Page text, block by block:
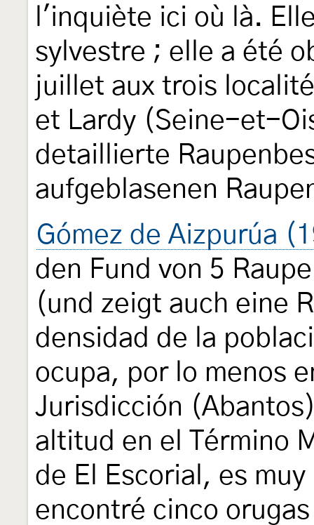
l'inquiète ici où là.
sylvestre ; elle a été
juillet aux trois
et Lardy (Seine-et-
detaillierte
aufgeblasenen
Gómez de Aizpurúa
den Fund von 5
(und zeigt auch eine
densidad de la
ocupa, por lo menos
Jurisdicción
altitud en el Término
de El Escorial, es
encontré cinco